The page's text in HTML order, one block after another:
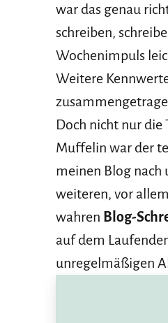
war das genau
schreiben,
Wochenimpuls
Weitere
Doch nicht nur die
Muffelin war der
meinen Blog nach
weiteren, vor
wahren Blog-
auf dem
unregelmäßigen